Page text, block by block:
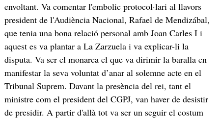
envoltant. Va comentar l'embolic protocol·lari al llavors
president de l'Audiència Nacional, Rafael de Mendizábal,
que tenia una bona relació personal amb Joan Carles I i
aquest es va plantar a La Zarzuela i va explicar-li la
disputa. Va ser el monarca el que va dirimir la baralla en
manifestar la seva voluntat d’anar al solemne acte en el
Tribunal Suprem. Davant la presència del rei, tant el
ministre com el president del CGPJ, van haver de desistir
de presidir. A partir d'allà tot va ser un seguir el costum